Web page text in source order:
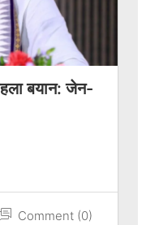
बयान: जेन-
Comment (0)